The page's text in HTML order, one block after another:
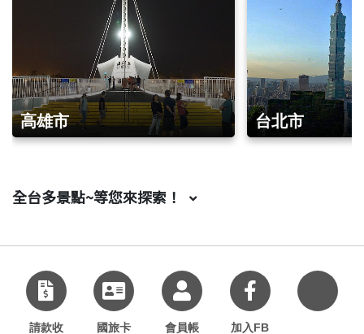
高雄市 台北市
全台多景點~等您來探索！
請款收 國旅卡 會員帳 加入FB